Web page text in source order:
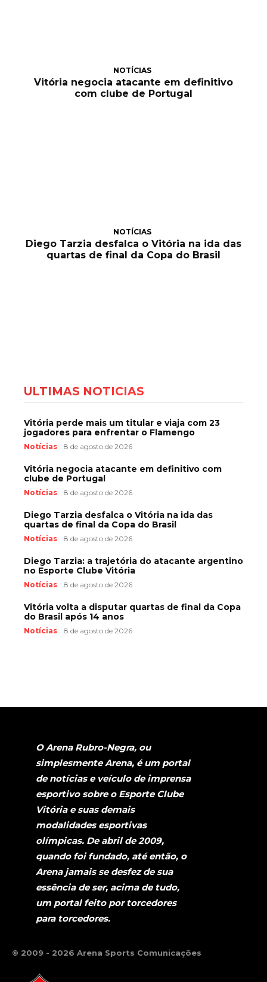
NOTÍCIAS
Vitória negocia atacante em definitivo
com clube de Portugal
NOTÍCIAS
Diego Tarzia desfalca o Vitória na ida das
quartas de final da Copa do Brasil
ÚLTIMAS NOTÍCIAS
Vitória perde mais um titular e viaja com 23
jogadores para enfrentar o Flamengo
Notícias 8 de agosto de 2026
Vitória negocia atacante em definitivo com
clube de Portugal
Notícias 8 de agosto de 2026
Diego Tarzia desfalca o Vitória na ida das
quartas de final da Copa do Brasil
Notícias 8 de agosto de 2026
Diego Tarzia: a trajetória do atacante argentino
no Esporte Clube Vitória
Notícias 8 de agosto de 2026
Vitória volta a disputar quartas de final da Copa
do Brasil após 14 anos
Notícias 8 de agosto de 2026
O Arena Rubro-Negra, ou
simplesmente Arena, é um portal
de notícias e veículo de imprensa
esportivo sobre o Esporte Clube
Vitória e suas demais
modalidades esportivas
olímpicas. De abril de 2009,
quando foi fundado, até então, o
Arena jamais se desfez de sua
essência de ser, acima de tudo,
um portal feito por torcedores
para torcedores.
© 2009 - 2026 Arena Sports Comunicações